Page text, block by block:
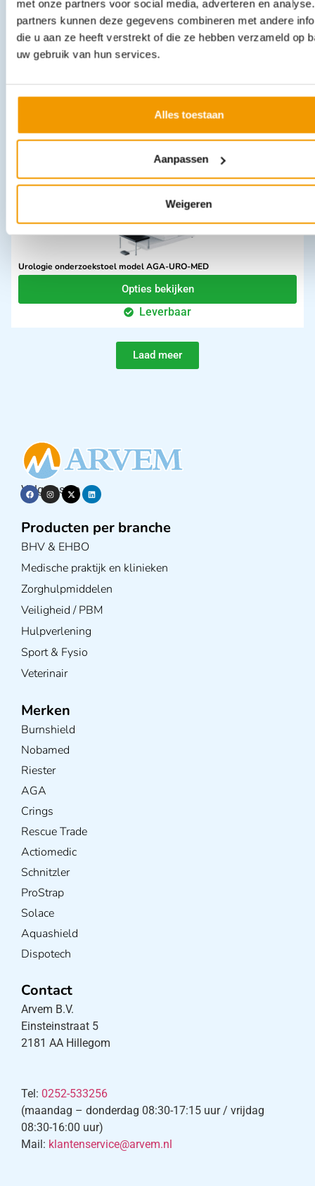
met onze partners voor social media, adverteren en
partners kunnen deze gegevens combineren met andere
die u aan ze heeft verstrekt of die ze hebben verzameld op
uw gebruik van hun services.
Alles toestaan
Aanpassen
Weigeren
BHV kast leeg kleur
€638,88 incl. btw
In winkelwagen
Leverbaar
Urologie onderzoekstoel model AGA-URO-MED
Opties bekijken
Leverbaar
Laad meer
Volg ons op
Producten per branche
BHV & EHBO
Medische praktijk en klinieken
Zorghulpmiddelen
Veiligheid / PBM
Hulpverlening
Sport & Fysio
Veterinair
Merken
Burnshield
Nobamed
Riester
AGA
Crings
Rescue Trade
Actiomedic
Schnitzler
ProStrap
Solace
Aquashield
Dispotech
Contact
Arvem B.V.
Einsteinstraat 5
2181 AA Hillegom
Tel: 0252-533256
(maandag – donderdag 08:30-17:15 uur / vrijdag
08:30-16:00 uur)
Mail: klantenservice@arvem.nl